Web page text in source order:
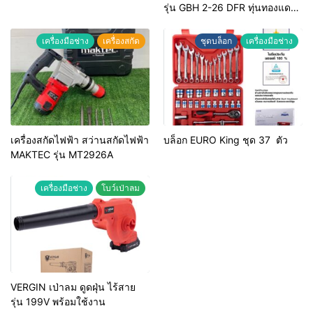
รุ่น GBH 2-26 DFR ทุ่นทองแดง
เครื่องมือช่าง เครื่องสกัด
เครื่องสกัดไฟฟ้า สว่านสกัดไฟฟ้า
MAKTEC รุ่น MT2926A
ชุดบล็อก เครื่องมือช่าง
บล็อก EURO King ชุด 37 ตัว
เครื่องมือช่าง โบว์เป่าลม
VERGIN เป่าลม ดูดฝุ่น ไร้สาย
รุ่น 199V พร้อมใช้งาน